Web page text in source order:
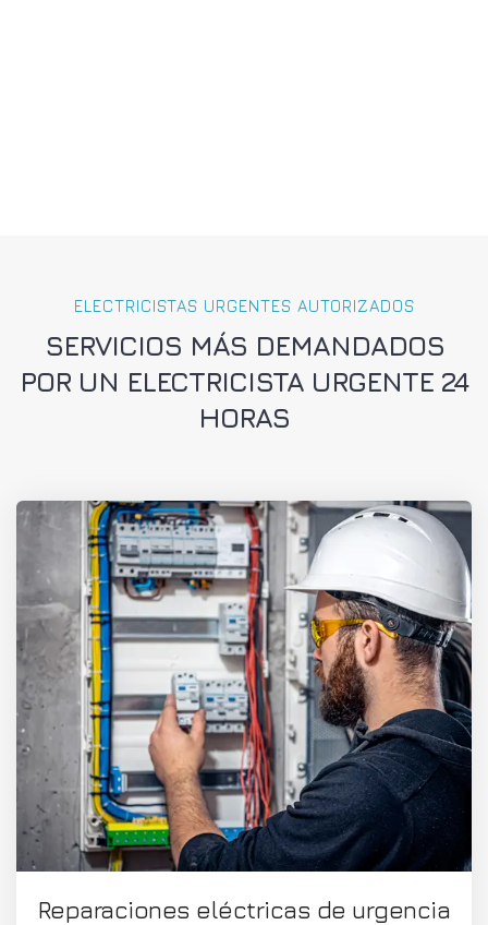
ELECTRICISTAS URGENTES AUTORIZADOS
SERVICIOS MÁS DEMANDADOS
POR UN ELECTRICISTA URGENTE 24
HORAS
Reparaciones eléctricas de urgencia